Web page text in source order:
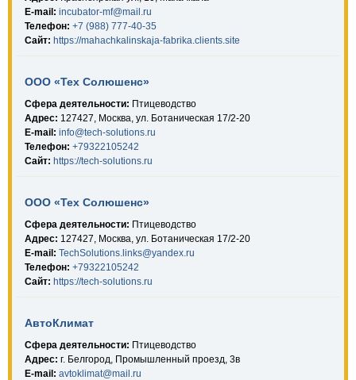
E-mail: incubator-mf@mail.ru
Телефон: +7 (988) 777-40-35
Сайт: https://mahachkalinskaja-fabrika.clients.site
ООО «Тех Солюшенс»
Сфера деятельности: Птицеводство
Адрес: 127427, Москва, ул. Ботаническая 17/2-20
E-mail: info@tech-solutions.ru
Телефон: +79322105242
Сайт: https://tech-solutions.ru
ООО «Тех Солюшенс»
Сфера деятельности: Птицеводство
Адрес: 127427, Москва, ул. Ботаническая 17/2-20
E-mail: TechSolutions.links@yandex.ru
Телефон: +79322105242
Сайт: https://tech-solutions.ru
АвтоКлимат
Сфера деятельности: Птицеводство
Адрес: г. Белгород, Промышленный проезд, 3в
E-mail: avtoklimat@mail.ru